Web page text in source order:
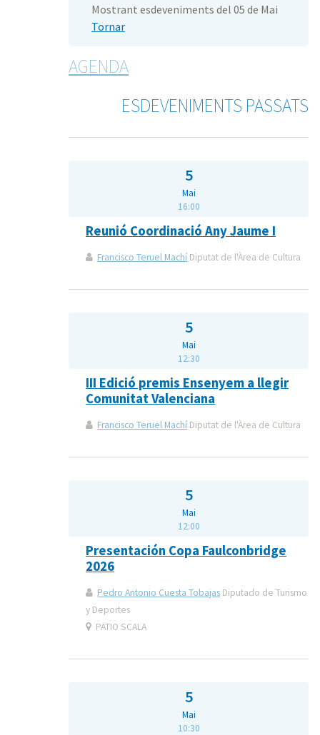
Mostrant esdeveniments del 05 de Mai
Tornar
AGENDA
ESDEVENIMENTS PASSATS
5
Mai
16:00
Reunió Coordinació Any Jaume I
Francisco Teruel Machí Diputat de l'Àrea de Cultura
5
Mai
12:30
III Edició premis Ensenyem a llegir
Comunitat Valenciana
Francisco Teruel Machí Diputat de l'Àrea de Cultura
5
Mai
12:00
Presentación Copa Faulconbridge
2026
Pedro Antonio Cuesta Tobajas Diputado de Turismo
y Deportes
PATIO SCALA
5
Mai
10:30